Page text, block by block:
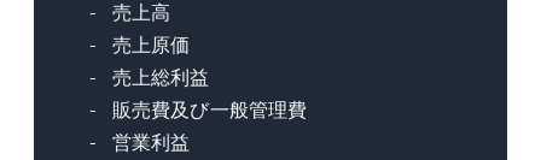
   - 売上高
   - 売上原価
   - 売上総利益
   - 販売費及び一般管理費
   - 営業利益